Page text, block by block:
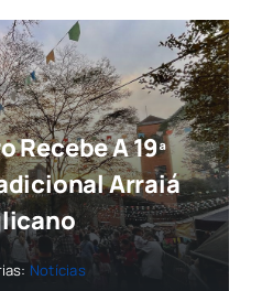
Recebe A 19ª
Arraiá
Notícias